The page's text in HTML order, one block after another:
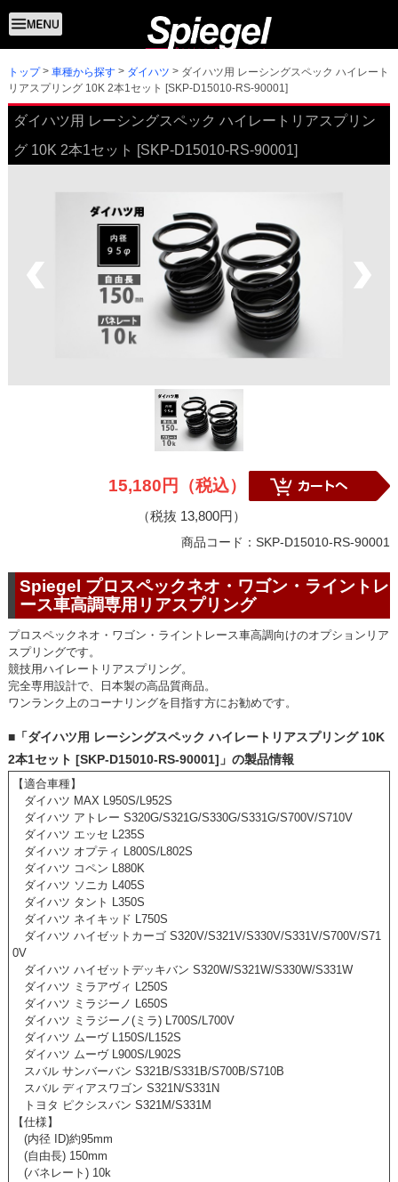
トップ 車種から探す ダイハツ
ダイハツ用 レーシングスペック ハイレート
リアスプリング 10K 2本1セット [SKP-D15010-RS-90001]
ダイハツ用 レーシングスペック ハイレートリアスプリン
グ 10K 2本1セット [SKP-D15010-RS-90001]
15,180円（税込）
（税抜 13,800円）
商品コード：SKP-D15010-RS-90001
Spiegel プロスペックネオ・ワゴン・ライントレ
ース車高調専用リアスプリング
プロスペックネオ・ワゴン・ライントレース車高調向けのオプションリア
スプリングです。
競技用ハイレートリアスプリング。
完全専用設計で、日本製の高品質商品。
ワンランク上のコーナリングを目指す方にお勧めです。
■「ダイハツ用 レーシングスペック ハイレートリアスプリング 10K
2本1セット [SKP-D15010-RS-90001]」の製品情報
【適合車種】
ダイハツ MAX L950S/L952S
ダイハツ アトレー S320G/S321G/S330G/S331G/S700V/S710V
ダイハツ エッセ L235S
ダイハツ オプティ L800S/L802S
ダイハツ コペン L880K
ダイハツ ソニカ L405S
ダイハツ タント L350S
ダイハツ ネイキッド L750S
ダイハツ ハイゼットカーゴ S320V/S321V/S330V/S331V/S700V/S71
0V
ダイハツ ハイゼットデッキバン S320W/S321W/S330W/S331W
ダイハツ ミラアヴィ L250S
ダイハツ ミラジーノ L650S
ダイハツ ミラジーノ(ミラ) L700S/L700V
ダイハツ ムーヴ L150S/L152S
ダイハツ ムーヴ L900S/L902S
スバル サンバーバン S321B/S331B/S700B/S710B
スバル ディアスワゴン S321N/S331N
トヨタ ピクシスバン S321M/S331M
【仕様】
(内径 ID)約95mm
(自由長) 150mm
(バネレート) 10k